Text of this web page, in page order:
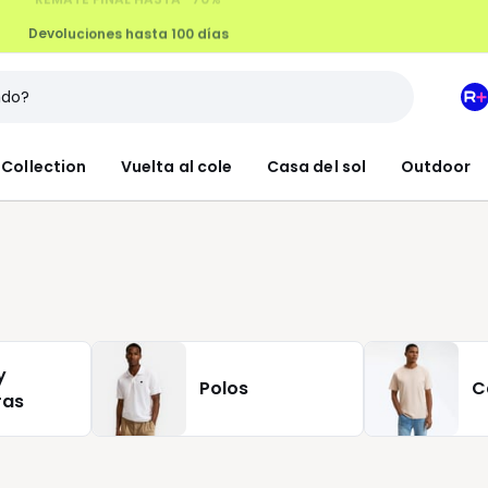
Devoluciones hasta 100 días
Collection Vuelta al cole Casa del sol Outdoor
Mi
Polos